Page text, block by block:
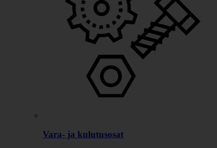
Vara- ja kulutusosat